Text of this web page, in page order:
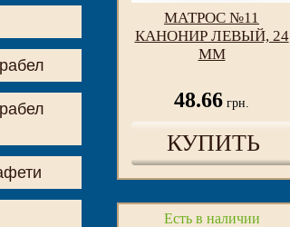
МАТРОС №11
КАНОНИР ЛЕВЫЙ, 24
ММ
48.66 грн.
КУПИТЬ
Есть в наличии